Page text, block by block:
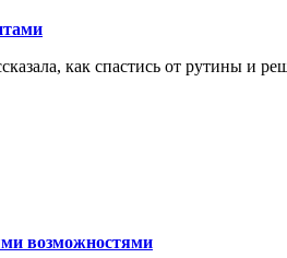
как спастись от рутины и
возможностями